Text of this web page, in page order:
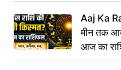
Aaj Ka
मीन तक
आज का